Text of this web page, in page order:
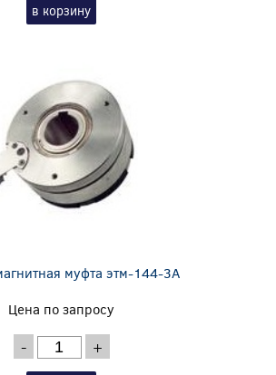
в корзину
муфта этм-144-3А
Цена по запросу
- +